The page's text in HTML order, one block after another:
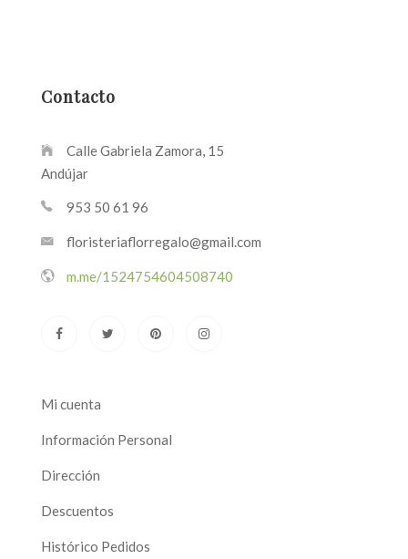
Contacto
Calle Gabriela Zamora, 15
Andújar
953 50 61 96
floristeriaflorregalo@gmail.com
m.me/1524754604508740
Mi cuenta
Información Personal
Dirección
Descuentos
Histórico Pedidos